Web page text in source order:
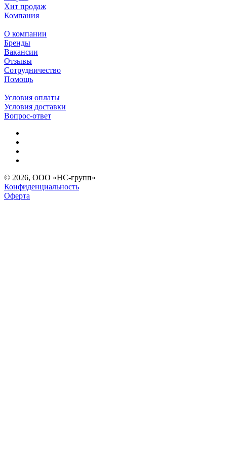
Хит продаж
Компания
О компании
Бренды
Вакансии
Отзывы
Сотрудничество
Помощь
Условия оплаты
Условия доставки
Вопрос-ответ
© 2026, ООО «НС-групп»
Конфиденциальность
Оферта